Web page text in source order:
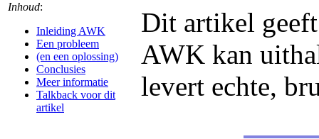
Inhoud:
Inleiding AWK
Een probleem
(en een oplossing)
Conclusies
Meer informatie
Talkback voor dit
artikel
Dit artikel
AWK kan
levert echte,